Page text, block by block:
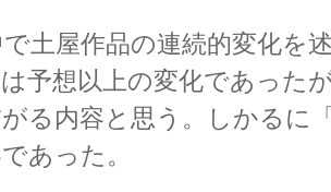
土屋作品の連続的変化を
は予想以上の変化であった
る内容と思う。しかるに
あった。